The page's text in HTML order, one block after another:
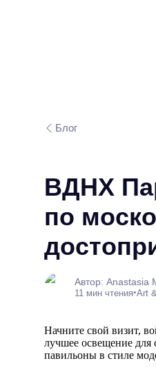
Блог
ВДНХ
по
Автор: Anastasia
11 мин чтения•Art
Начните свой визит,
лучшее освещение для
павильоны в стиле